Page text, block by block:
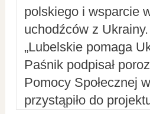
polskiego i wsparcie
uchodźców z
„Lubelskie pomaga
Paśnik podpisał
Pomocy Społecznej
przystąpiło do